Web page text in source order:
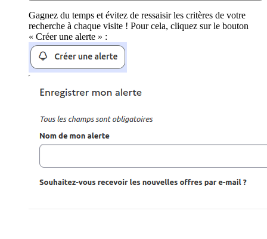
Gagnez du temps et évitez de ressaisir les critères de votre
recherche à chaque visite ! Pour cela, cliquez sur le bouton
« Créer une alerte » :